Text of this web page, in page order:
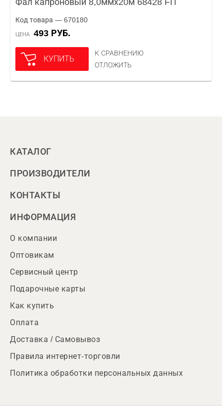
Фал капроновый 8,0ммх20м 68428 FIT
Код товара — 670180
ЦЕНА 493 РУБ.
КУПИТЬ
К СРАВНЕНИЮ
ОТЛОЖИТЬ
КАТАЛОГ
ПРОИЗВОДИТЕЛИ
КОНТАКТЫ
ИНФОРМАЦИЯ
О компании
Оптовикам
Сервисный центр
Подарочные карты
Как купить
Оплата
Доставка / Самовывоз
Правила интернет-торговли
Политика обработки персональных данных